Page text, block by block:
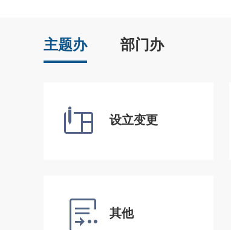
主题办 部门办
设立变更
其他